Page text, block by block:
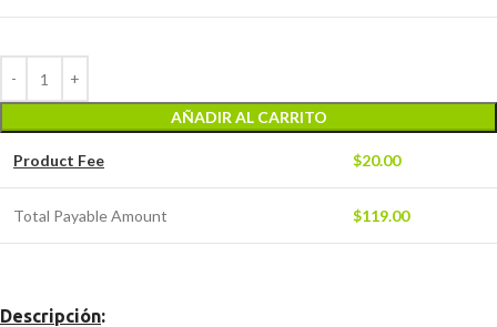
AÑADIR AL CARRITO
Product Fee $20.00
Total Payable Amount $119.00
Descripción: